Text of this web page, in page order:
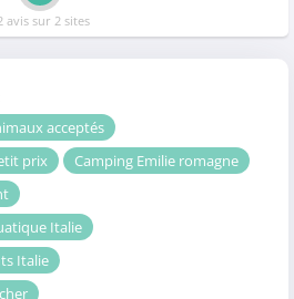
avis sur 2 sites
acceptés
prix
Camping Emilie romagne
Italie
Italie